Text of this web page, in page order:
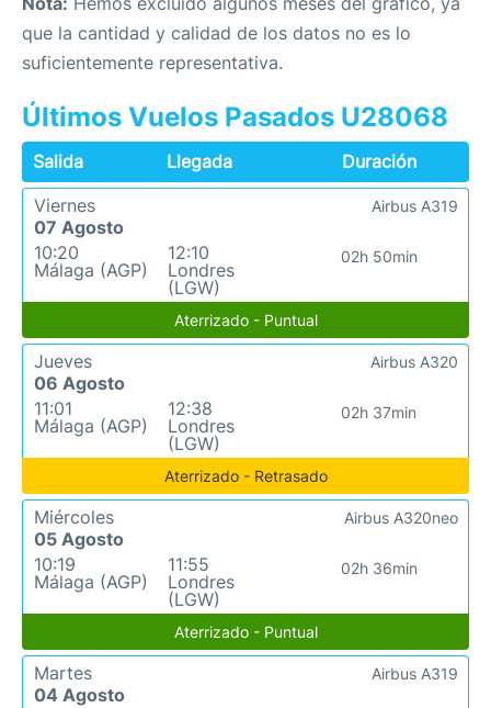
que la cantidad y calidad de los datos no es lo
suficientemente representativa.
Últimos Vuelos Pasados U28068
Salida Llegada
Duración
Viernes
07 Agosto
10:20
Málaga (AGP)
12:10
Londres
(LGW)
02h 50min
Airbus A319
Aterrizado - Puntual
Jueves
06 Agosto
11:01
Málaga (AGP)
12:38
Londres
(LGW)
02h 37min
Airbus A320
Aterrizado - Retrasado
Miércoles
05 Agosto
10:19
Málaga (AGP)
11:55
Londres
(LGW)
02h 36min
Airbus A320neo
Aterrizado - Puntual
Martes
04 Agosto
Airbus A319